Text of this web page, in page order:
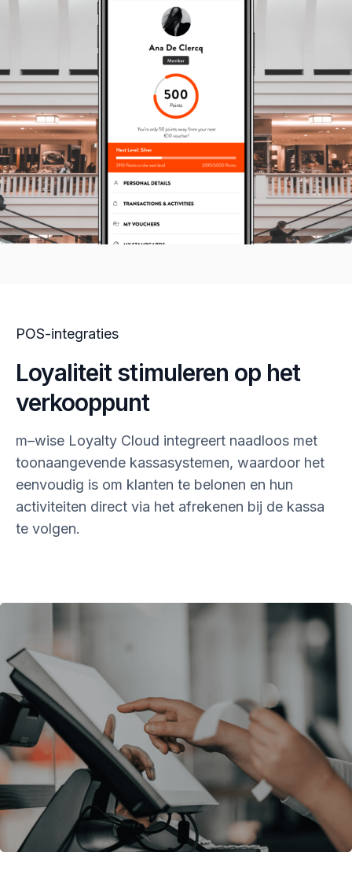
POS-integraties
Loyaliteit stimuleren op het
verkooppunt
m–wise Loyalty Cloud integreert naadloos met
toonaangevende kassasystemen, waardoor het
eenvoudig is om klanten te belonen en hun
activiteiten direct via het afrekenen bij de kassa
te volgen.